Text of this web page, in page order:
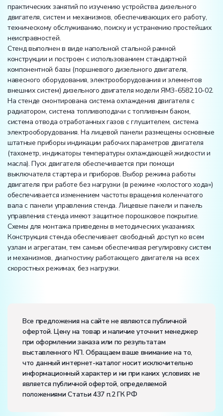
практических занятий по изучению устройства дизельного
двигателя, систем и механизмов, обеспечивающих его работу,
техническому обслуживанию, поиску и устранению простейших
неисправностей.
Стенд выполнен в виде напольной стальной рамной
конструкции и построен с использованием стандартной
компонентной базы (поршневого дизельного двигателя,
навесного оборудования, электрооборудования и элементов
внешних систем) дизельного двигателя модели ЯМЗ-6582.10-02.
На стенде смонтирована система охлаждения двигателя с
радиатором, система топливоподачи с топливным баком,
система отвода отработанных газов с глушителем, система
электрооборудования. На лицевой панели размещены основные
штатные приборы индикации рабочих параметров двигателя
(тахометр, индикаторы температуры охлаждающей жидкости и
масла). Пуск двигателя обеспечивается при помощи
выключателя стартера и приборов. Выбор режима работы
двигателя при работе без нагрузки (в режиме «холостого хода»)
обеспечивается изменением частоты вращения коленчатого
вала с панели управления стенда. Лицевые панели и панель
управления стенда имеют защитное порошковое покрытие.
Схемы для монтажа приведены в методических указаниях.
Конструкция стенда обеспечивает свободный доступ ко всем
узлам и агрегатам, тем самым обеспечивая регулировку систем
и механизмов, диагностику работающего двигателя на всех
скоростных режимах, без нагрузки.
Размеры (Д x Ш x В):
Электропитание:
напряжение, В:24
Класс защиты от поражения электрическим током:
Диапазон рабочих температур, ˚С:+10…+35
Влажность, %:до 80
Количество человек, которое одновременно и
активно может работать на комплекте:
Все предложения на сайте не являются публичной
офертой. Цену на товар и наличие уточнит менеджер
при оформлении заказа или по результатам
выставленного КП. Обращаем ваше внимание на то,
что данный интернет-каталог носит исключительно
информационный характер и ни при каких условиях не
является публичной офертой, определяемой
положениями Статьи 437 п.2 ГК РФ